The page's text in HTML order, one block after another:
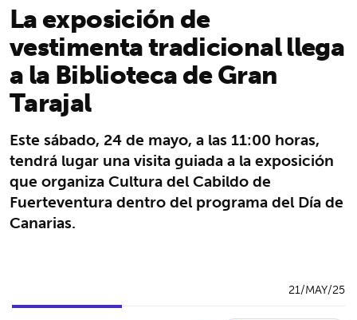
La exposición de
vestimenta tradicional llega
a la Biblioteca de Gran
Tarajal
Este sábado, 24 de mayo, a las 11:00 horas,
tendrá lugar una visita guiada a la exposición
que organiza Cultura del Cabildo de
Fuerteventura dentro del programa del Día de
Canarias.
21/MAY/25